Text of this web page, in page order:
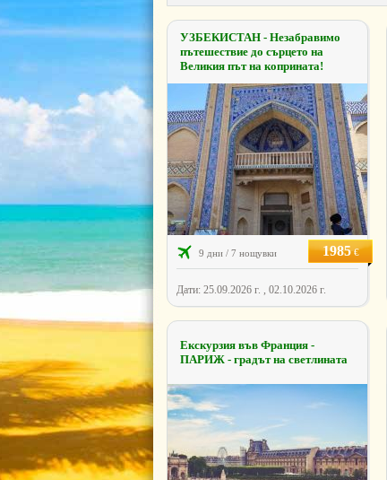
УЗБЕКИСТАН - Незабравимо
пътешествие до сърцето на
Великия път на коприната!
9 дни / 7 нощувки 1985€
Дати: 25.09.2026 г. , 02.10.2026 г.
Екскурзия във Франция -
ПАРИЖ - градът на светлината